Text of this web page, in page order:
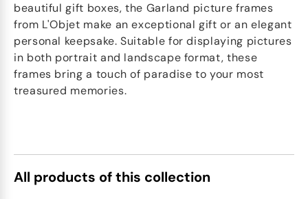
beautiful gift boxes, the Garland picture frames
from L'Objet make an exceptional gift or an elegant
personal keepsake. Suitable for displaying pictures
in both portrait and landscape format, these
frames bring a touch of paradise to your most
treasured memories.
All products of this collection